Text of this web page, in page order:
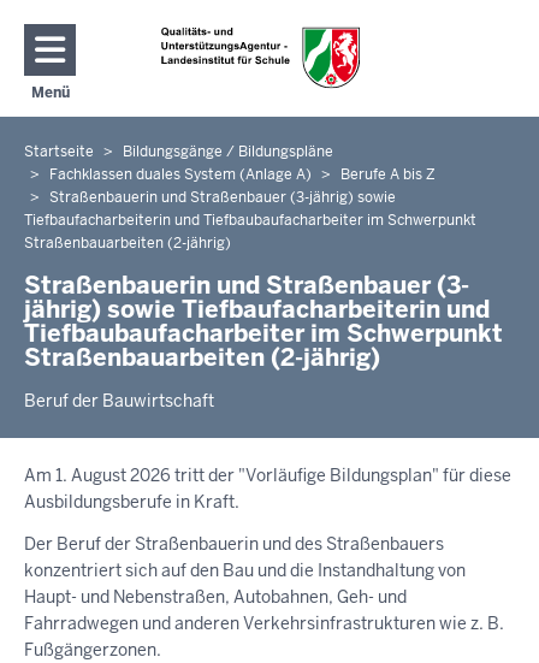
Direkt zum Inhalt
Menü
Navigation aktivieren/deaktivieren: Hauptmenü
Sie
befinden
sich
hier
Startseite
Bildungsgänge / Bildungspläne
Fachklassen duales System (Anlage A)
Berufe A bis Z
Straßenbauerin und Straßenbauer (3-jährig) sowie
Tiefbaufacharbeiterin und Tiefbaubaufacharbeiter im Schwerpunkt
Straßenbauarbeiten (2-jährig)
Straßenbauerin und Straßenbauer (3-
jährig) sowie Tiefbaufacharbeiterin und
Tiefbaubaufacharbeiter im Schwerpunkt
Straßenbauarbeiten (2-jährig)
Beruf der Bauwirtschaft
Am 1. August 2026 tritt der "Vorläufige Bildungsplan" für diese
Ausbildungsberufe in Kraft.
Der Beruf der Straßenbauerin und des Straßenbauers
konzentriert sich auf den Bau und die Instandhaltung von
Haupt- und Nebenstraßen, Autobahnen, Geh- und
Fahrradwegen und anderen Verkehrsinfrastrukturen wie z. B.
Fußgängerzonen.